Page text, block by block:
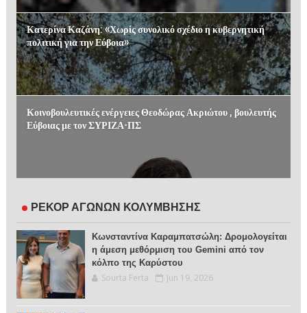
Κατερίνα Καζάνη: «Χωρίς συνολικό σχέδιο η κυβερνητική
πολιτική για την Εύβοια»
Κοινοβουλευτικές ενέργειες Θεοδώρας Ακριώτου , βουλευτής
Εύβοιας με τον ΣΥΡΙΖΑ-ΠΣ
ΡΕΚΟΡ ΑΓΩΝΩΝ ΚΟΛΥΜΒΗΣΗΣ
Κωνσταντίνα Καραμπατσώλη: Δρομολογείται
η άμεση μεθόρμιση του Gemini από τον
κόλπο της Καρύστου
Sourta Ferta Jun 19, 2026